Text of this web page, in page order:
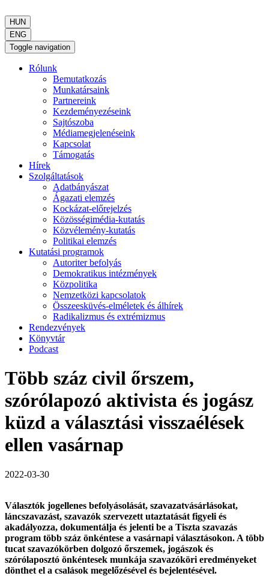
HUN
ENG
Toggle navigation
Rólunk
Bemutatkozás
Munkatársaink
Partnereink
Kezdeményezéseink
Sajtószoba
Médiamegjelenéseink
Kapcsolat
Támogatás
Hírek
Szolgáltatások
Adatbányászat
Ágazati elemzés
Kockázat-előrejelzés
Közösségimédia-kutatás
Közvélemény-kutatás
Politikai elemzés
Kutatási programok
Autoriter befolyás
Demokratikus intézmények
Közpolitika
Nemzetközi kapcsolatok
Összeesküvés-elméletek és álhírek
Radikalizmus és extrémizmus
Rendezvények
Könyvtár
Podcast
Több száz civil őrszem,
szórólapozó aktivista és jogász
küzd a választási visszaélések
ellen vasárnap
2022-03-30
Választók jogellenes befolyásolását, szavazatvásárlásokat,
láncszavazást, szavazók szervezett utaztatását figyeli és
akadályozza, dokumentálja és jelenti be a Tiszta szavazás
program több száz önkéntese a vasárnapi választásokon. A több
tucat szavazókörben dolgozó őrszemek, jogászok és
szórólaposztó önkéntesek munkája szavazóköri eredményeket
dönthet el a csalások megelőzésével és bejelentésével.